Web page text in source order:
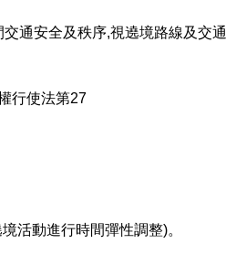
通安全及秩序,視遶境路線及交
行使法第27
活動進行時間彈性調整)。